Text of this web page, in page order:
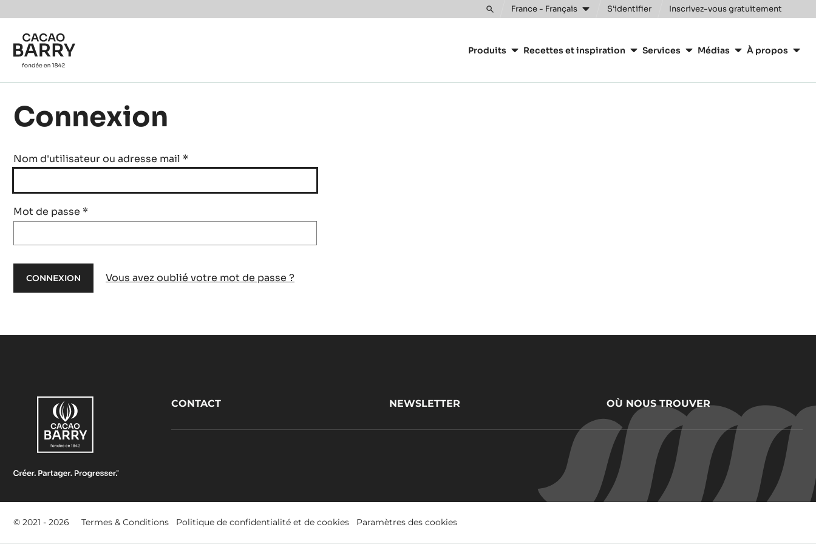
Skip to main content
Toggle
France - Français S'identifier Inscrivez-vous gratuitement
navigation
Produits Recettes et inspiration Services Médias À propos
Connexion
Nom d'utilisateur ou adresse mail *
Mot de passe *
Vous avez oublié votre mot de passe ?
Footer
CacaoBarry
CONTACT NEWSLETTER OÙ NOUS TROUVER
© 2021 - 2026
Footer
Termes & Conditions Politique de confidentialité et de cookies Paramètres des cookies